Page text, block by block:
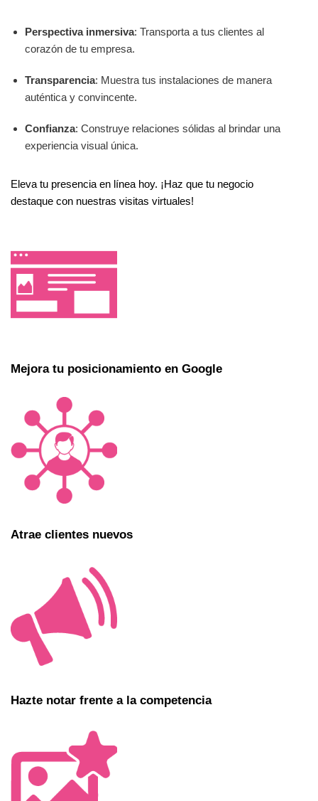
Perspectiva inmersiva: Transporta a tus clientes al
corazón de tu empresa.
Transparencia: Muestra tus instalaciones de manera
auténtica y convincente.
Confianza: Construye relaciones sólidas al brindar una
experiencia visual única.
Eleva tu presencia en línea hoy. ¡Haz que tu negocio
destaque con nuestras visitas virtuales!
Mejora tu posicionamiento en Google
Atrae clientes nuevos
Hazte notar frente a la competencia